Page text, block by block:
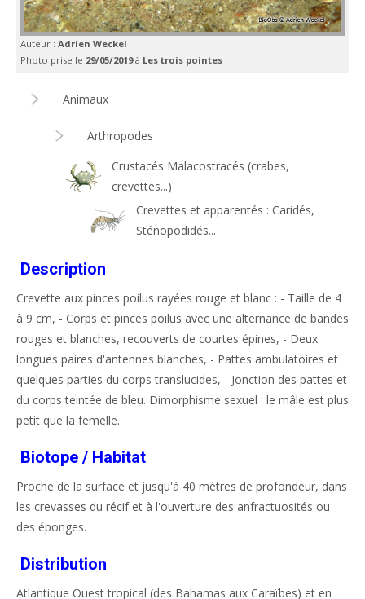
Auteur : Adrien Weckel
Photo prise le 29/05/2019à Les trois pointes
Animaux
Arthropodes
Crustacés Malacostracés (crabes,
crevettes...)
Crevettes et apparentés : Caridés,
Sténopodidés...
Description
Crevette aux pinces poilus rayées rouge et blanc : - Taille de 4
à 9 cm, - Corps et pinces poilus avec une alternance de bandes
rouges et blanches, recouverts de courtes épines, - Deux
longues paires d'antennes blanches, - Pattes ambulatoires et
quelques parties du corps translucides, - Jonction des pattes et
du corps teintée de bleu. Dimorphisme sexuel : le mâle est plus
petit que la femelle.
Biotope / Habitat
Proche de la surface et jusqu'à 40 mètres de profondeur, dans
les crevasses du récif et à l'ouverture des anfractuosités ou
des éponges.
Distribution
Atlantique Ouest tropical (des Bahamas aux Caraïbes) et en